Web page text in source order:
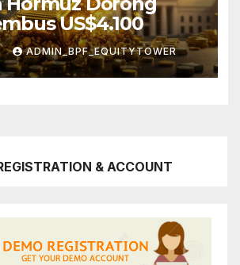
US$4.100
ADMIN_BPF_EQUITYTOWER
& ACCOUNT